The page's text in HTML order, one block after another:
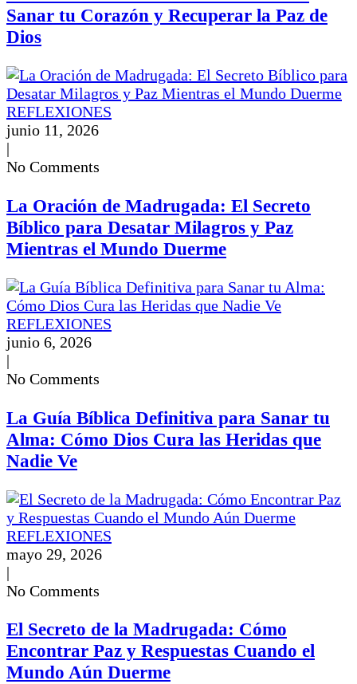
Sanar tu Corazón y Recuperar la Paz de
Dios
REFLEXIONES
junio 11, 2026
|
No Comments
La Oración de Madrugada: El Secreto
Bíblico para Desatar Milagros y Paz
Mientras el Mundo Duerme
REFLEXIONES
junio 6, 2026
|
No Comments
La Guía Bíblica Definitiva para Sanar tu
Alma: Cómo Dios Cura las Heridas que
Nadie Ve
REFLEXIONES
mayo 29, 2026
|
No Comments
El Secreto de la Madrugada: Cómo
Encontrar Paz y Respuestas Cuando el
Mundo Aún Duerme